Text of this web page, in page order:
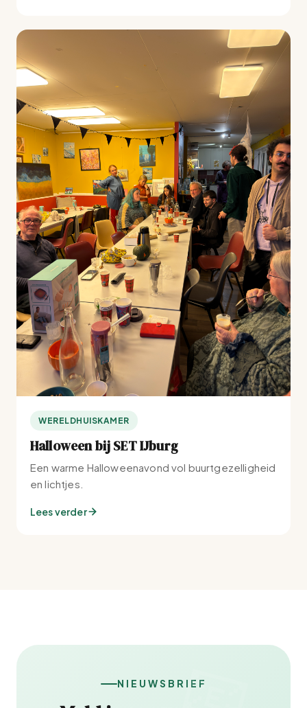
WERELDHUISKAMER
Halloween bij SET IJburg
Een warme Halloweenavond vol buurtgezelligheid
en lichtjes.
Lees verder
NIEUWSBRIEF